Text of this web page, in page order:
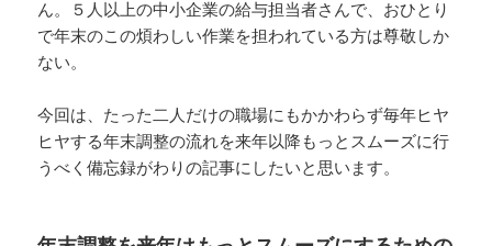
ん。５人以上の中小企業の給与担当者さんで、おひとり
で年末のこの煩わしい作業を担われている方は尊敬しか
ない。
今回は、たった二人だけの職場にもかかわらず毎年ヒヤ
ヒヤする年末調整の流れを来年以降もっとスムーズに行
うべく備忘録がわりの記事にしたいと思います。